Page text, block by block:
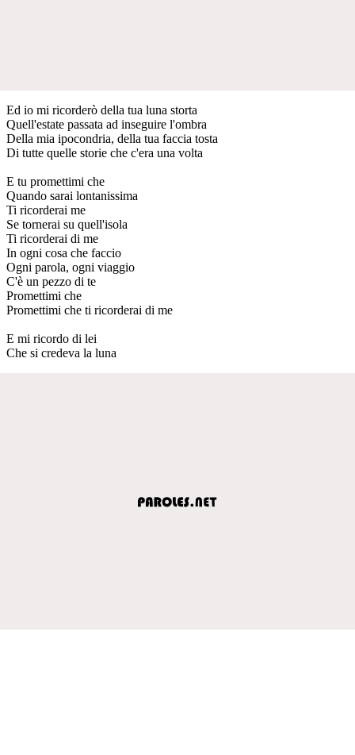
Ed io mi ricorderò della tua luna storta
Quell'estate passata ad inseguire l'ombra
Della mia ipocondria, della tua faccia tosta
Di tutte quelle storie che c'era una volta
E tu promettimi che
Quando sarai lontanissima
Ti ricorderai me
Se tornerai su quell'isola
Ti ricorderai di me
In ogni cosa che faccio
Ogni parola, ogni viaggio
C'è un pezzo di te
Promettimi che
Promettimi che ti ricorderai di me
E mi ricordo di lei
Che si credeva la luna